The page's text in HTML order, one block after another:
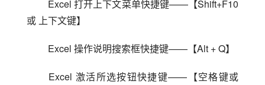
或 上下文键】
Excel 操作说明搜索框快捷键——【Alt + Q】